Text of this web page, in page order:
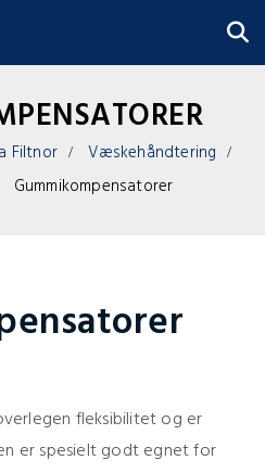
Filtnor
Væskehåndtering
Gummikompensatorer
fleksibilitet og er
er spesielt godt egnet for